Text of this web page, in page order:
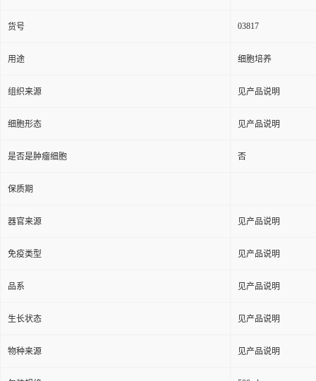
货号 03817
用途 细胞培养
组织来源 见产品说明
细胞形态 见产品说明
是否是肿瘤细胞 否
保质期
器官来源 见产品说明
免疫类型 见产品说明
品系 见产品说明
生长状态 见产品说明
物种来源 见产品说明